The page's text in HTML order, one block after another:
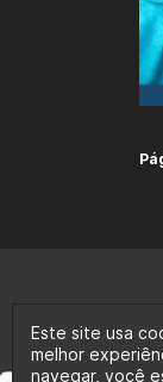
Este site usa
melhor
navegar, você